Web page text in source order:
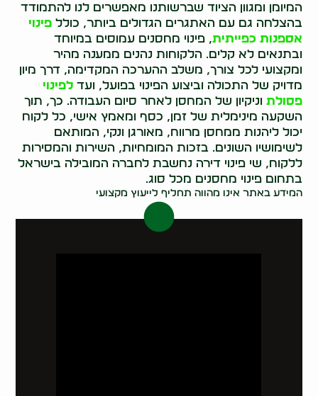
המיומן ומגוון הציוד שברשותנו מאפשרים לנו להתמודד
בהצלחה גם עם האתגרים הגדולים ביותר, כוללפינוי
אספנות כפייתית, פינוי מחסנים עמוסים במיוחד
ובתנאים לא קלים. הלקוחות נהנים ממענה מהיר
ומקצועי לכל צורך, משלב ההערכה המקדימה, דרך מיון
מדויק של התכולה וביצוע הפינוי בפועל, ועדלפינוי
פסולת וניקיון של המחסן לאחר סיום העבודה. כך, תוך
השקעה מינימלית של זמן, כסף ומאמץ אישי, כל לקוח
יכול ליהנות ממחסן מרווח, מאורגן ונקי, המותאם
לשימושיו השונים. בזכות המומחיות, השירות והמסירות
ללקוח, שי פינוי דירה נחשבת לחברה המובילה בישראל
בתחום פינוי מחסנים מכל סוג.
המידע באתר אינו מהווה תחליף לייעוץ מקצועי